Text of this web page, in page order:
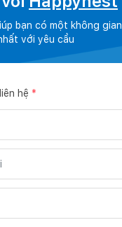
bạn có một không gian
với yêu cầu
hệ *